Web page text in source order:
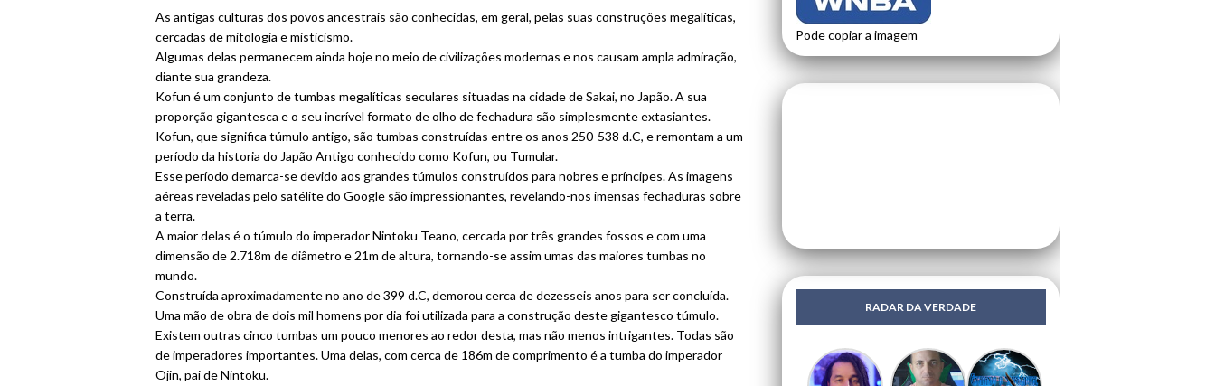
As antigas culturas dos povos ancestrais são conhecidas, em geral, pelas suas construções megalíticas,
cercadas de mitologia e misticismo.
Algumas delas permanecem ainda hoje no meio de civilizações modernas e nos causam ampla admiração,
diante sua grandeza.
Kofun é um conjunto de tumbas megalíticas seculares situadas na cidade de Sakai, no Japão. A sua
proporção gigantesca e o seu incrível formato de olho de fechadura são simplesmente extasiantes.
Kofun, que significa túmulo antigo, são tumbas construídas entre os anos 250-538 d.C, e remontam a um
período da historia do Japão Antigo conhecido como Kofun, ou Tumular.
Esse período demarca-se devido aos grandes túmulos construídos para nobres e príncipes. As imagens
aéreas reveladas pelo satélite do Google são impressionantes, revelando-nos imensas fechaduras sobre
a terra.
A maior delas é o túmulo do imperador Nintoku Teano, cercada por três grandes fossos e com uma
dimensão de 2.718m de diâmetro e 21m de altura, tornando-se assim umas das maiores tumbas no
mundo.
Construída aproximadamente no ano de 399 d.C, demorou cerca de dezesseis anos para ser concluída.
Uma mão de obra de dois mil homens por dia foi utilizada para a construção deste gigantesco túmulo.
Existem outras cinco tumbas um pouco menores ao redor desta, mas não menos intrigantes. Todas são
de imperadores importantes. Uma delas, com cerca de 186m de comprimento é a tumba do imperador
Ojin, pai de Nintoku.
Pode copiar a imagem
RADAR DA VERDADE